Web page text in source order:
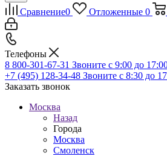
Сравнение0 Отложенные 0
Телефоны
8 800-301-67-31 Звоните с 9:00 до
+7 (495) 128-34-48 Звоните с 8:30 до
Заказать звонок
Москва
Назад
Города
Москва
Смоленск